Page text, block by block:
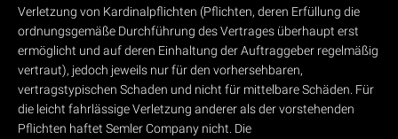
Verletzung von Kardinalpflichten (Pflichten, deren Erfüllung die
ordnungsgemäße Durchführung des Vertrages überhaupt erst
ermöglicht und auf deren Einhaltung der Auftraggeber regelmäßig
vertraut), jedoch jeweils nur für den vorhersehbaren,
vertragstypischen Schaden und nicht für mittelbare Schäden. Für
die leicht fahrlässige Verletzung anderer als der vorstehenden
Pflichten haftet Semler Company nicht. Die